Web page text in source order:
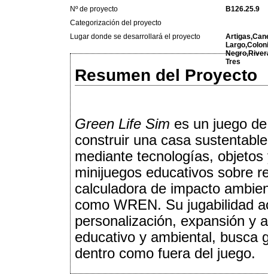
Nº de proyecto
B126.25.9
Categorización del proyecto
Lugar donde se desarrollará el proyecto
Tres
Resumen del Proyecto
Green Life Sim es un juego
construir una casa
mediante tecnologías,
minijuegos educativos sobre
calculadora de impacto
como WREN. Su jugabilidad
personalización, expansión y
educativo y ambiental, busca
dentro como fuera del juego.